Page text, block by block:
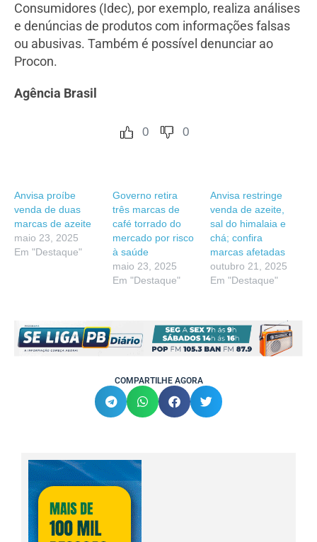
Consumidores (Idec), por exemplo, realiza análises
e denúncias de produtos com informações falsas
ou abusivas. Também é possível denunciar ao
Procon.
Agência Brasil
0 0
Anvisa proíbe
venda de duas
marcas de azeite
maio 23, 2025
Em "Destaque"
Governo retira
três marcas de
café torrado do
mercado por risco
à saúde
maio 23, 2025
Em "Destaque"
Anvisa restringe
venda de azeite,
sal do himalaia e
chá; confira
marcas afetadas
outubro 21, 2025
Em "Destaque"
COMPARTILHE AGORA